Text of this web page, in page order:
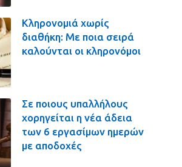
Κληρονομιά χωρίς
διαθήκη: Με ποια σειρά
καλούνται οι κληρονόμοι
Σε ποιους υπαλλήλους
χορηγείται η νέα άδεια
των 6 εργασίμων ημερών
με αποδοχές